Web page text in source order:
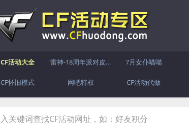
CF活动大全 雷神-18周年派对皮肤 7月女仆喵喵
CF怀旧模式 网吧特权 CF活动代做